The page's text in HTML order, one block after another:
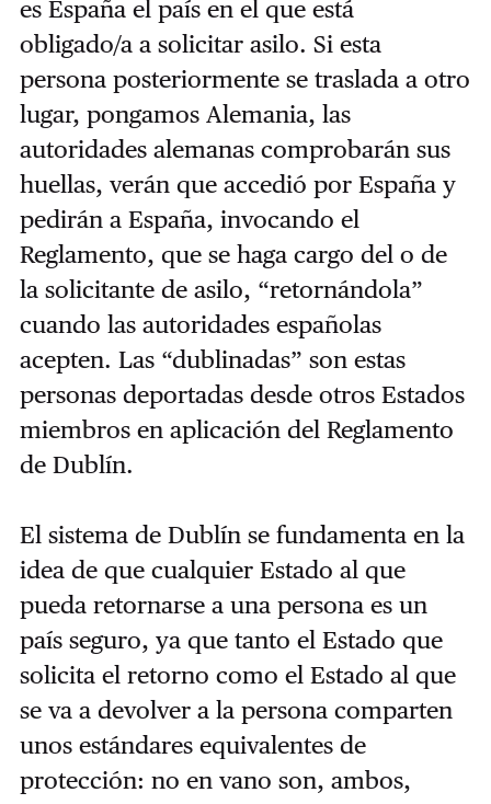
es España el país en el que está
obligado/a a solicitar asilo. Si esta
persona posteriormente se traslada a otro
lugar, pongamos Alemania, las
autoridades alemanas comprobarán sus
huellas, verán que accedió por España y
pedirán a España, invocando el
Reglamento, que se haga cargo del o de
la solicitante de asilo, “retornándola”
cuando las autoridades españolas
acepten. Las “dublinadas” son estas
personas deportadas desde otros Estados
miembros en aplicación del Reglamento
de Dublín.
El sistema de Dublín se fundamenta en la
idea de que cualquier Estado al que
pueda retornarse a una persona es un
país seguro, ya que tanto el Estado que
solicita el retorno como el Estado al que
se va a devolver a la persona comparten
unos estándares equivalentes de
protección: no en vano son, ambos,